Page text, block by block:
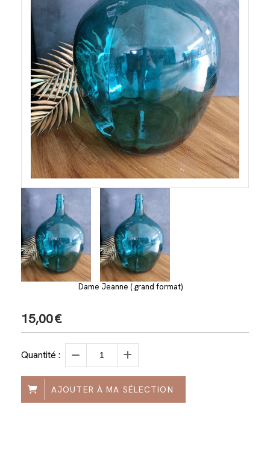
Dame Jeanne ( grand format)
15,00€
Quantité :
AJOUTER À MA SÉLECTION